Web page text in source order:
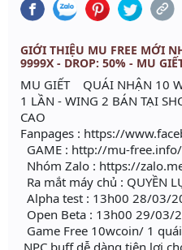
GIỚI THIỆU MU FREE MỚI
9999X - DROP: 50% - MU
MU GIẾT QUÁI NHẬN 10
1 LẦN - WING 2 BÁN TẠI
CAO
Fanpages : https://
GAME : http://mu-free.info/
Nhóm Zalo : https://
Ra mắt máy chủ : QUYỀN
Alpha test : 13h00 28/03/
Open Beta : 13h00 29/03/
Game Free 10wcoin/ 1